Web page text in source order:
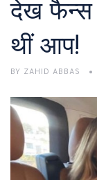
देख फैन्स
थीं आप!
BY ZAHID ABBAS